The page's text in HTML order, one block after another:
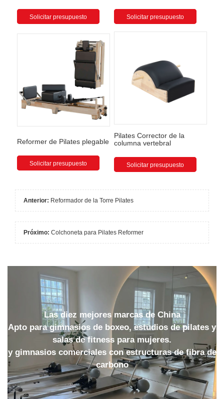
Solicitar presupuesto Solicitar presupuesto
Reformer de Pilates plegable
Solicitar presupuesto
Pilates Corrector de la
columna vertebral
Solicitar presupuesto
Anterior: Reformador de la Torre Pilates
Próximo: Colchoneta para Pilates Reformer
Las diez mejores marcas de China
Apto para gimnasios de boxeo, estudios de pilates y
salas de fitness para mujeres.
y gimnasios comerciales con estructuras de fibra de
carbono